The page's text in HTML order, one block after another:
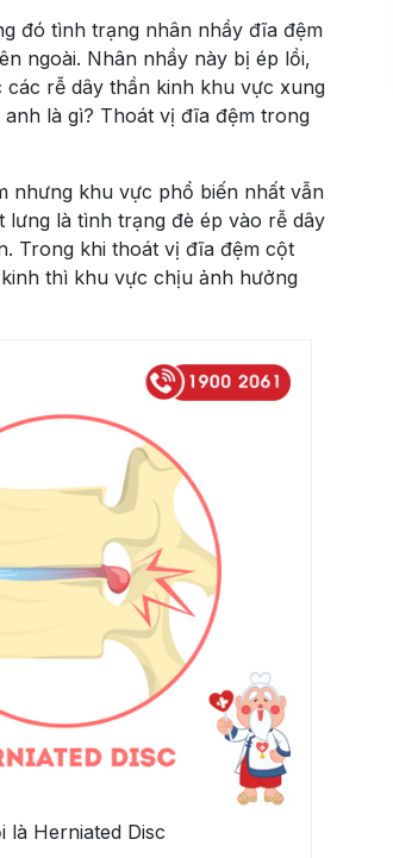
đó tình trạng nhân nhầy đĩa đệm
ngoài. Nhân nhầy này bị ép lồi,
rễ dây thần kinh khu vực xung
là gì? Thoát vị đĩa đệm trong
nhưng khu vực phổ biến nhất vẫn
là tình trạng đè ép vào rễ dây
Trong khi thoát vị đĩa đệm cột
thì khu vực chịu ảnh hưởng
là Herniated Disc